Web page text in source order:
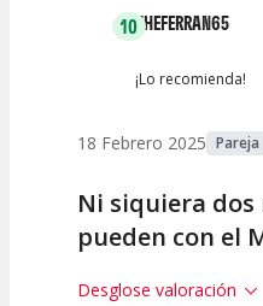
10THEFERRAN65
¡Lo recomienda!
18 Febrero 2025 Pareja
Ni siquiera
pueden con el
Desglose valoración